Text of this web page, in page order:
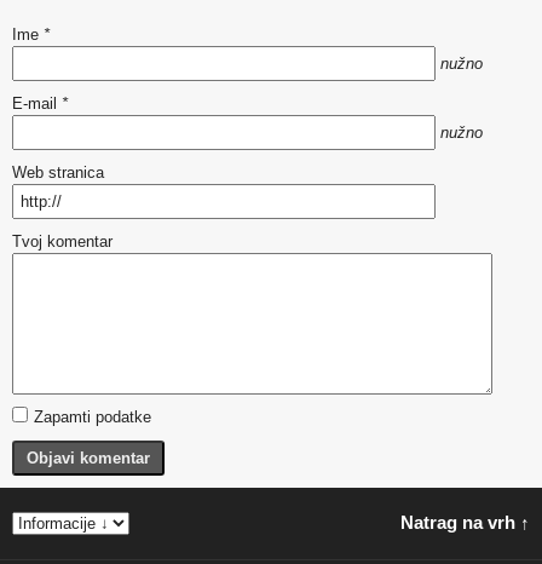
Ime *
nužno
E-mail *
nužno
Web stranica
Tvoj komentar
Zapamti podatke
Objavi komentar
Natrag na vrh ↑